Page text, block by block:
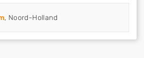
, Noord-Holland